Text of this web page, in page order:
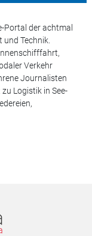
der achtmal
Technik.
Verkehr
Journalisten
Logistik in See-